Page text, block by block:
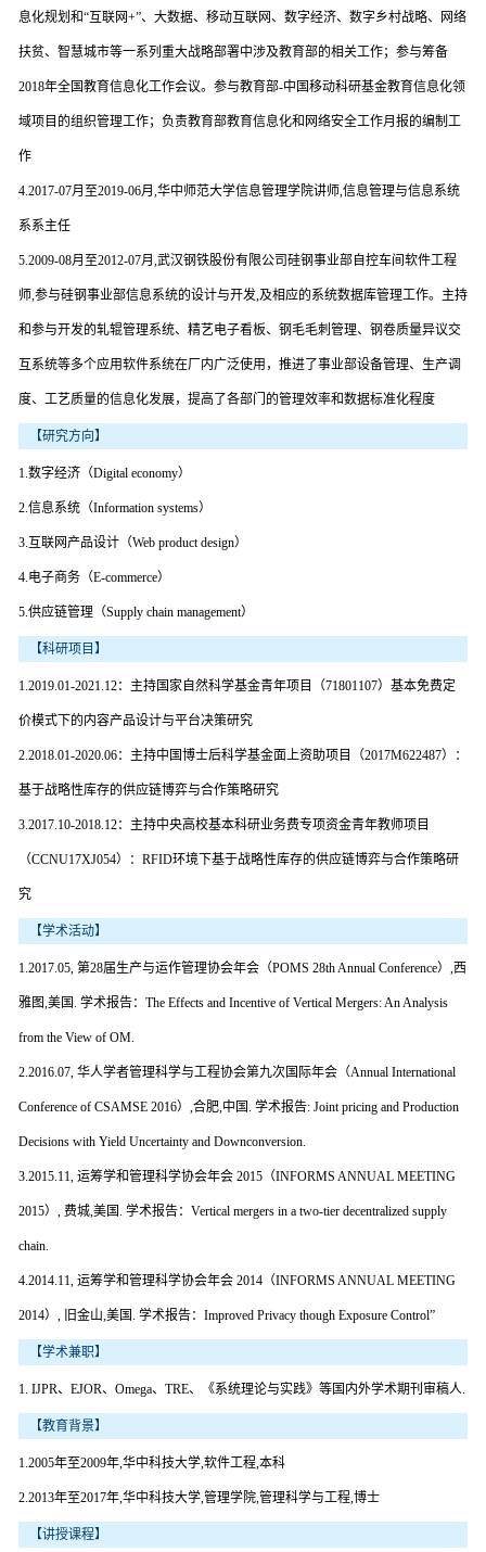
息化规划和“互联网+”、大数据、移动互联网、数字经济、数字乡村战略、网络
扶贫、智慧城市等一系列重大战略部署中涉及教育部的相关工作；参与筹备
2018年全国教育信息化工作会议。参与教育部-中国移动科研基金教育信息化领
域项目的组织管理工作；负责教育部教育信息化和网络安全工作月报的编制工
作
4.2017-07月至2019-06月,华中师范大学信息管理学院讲师,信息管理与信息系统
系系主任
5.2009-08月至2012-07月,武汉钢铁股份有限公司硅钢事业部自控车间软件工程
师,参与硅钢事业部信息系统的设计与开发,及相应的系统数据库管理工作。主持
和参与开发的轧辊管理系统、精艺电子看板、钢毛毛刺管理、钢卷质量异议交
互系统等多个应用软件系统在厂内广泛使用，推进了事业部设备管理、生产调
度、工艺质量的信息化发展，提高了各部门的管理效率和数据标准化程度
【研究方向】
1.数字经济（Digital economy）
2.信息系统（Information systems）
3.互联网产品设计（Web product design）
4.电子商务（E-commerce）
5.供应链管理（Supply chain management）
【科研项目】
1.2019.01-2021.12：主持国家自然科学基金青年项目（71801107）基本免费定
价模式下的内容产品设计与平台决策研究
2.2018.01-2020.06：主持中国博士后科学基金面上资助项目（2017M622487）：
基于战略性库存的供应链博弈与合作策略研究
3.2017.10-2018.12：主持中央高校基本科研业务费专项资金青年教师项目
（CCNU17XJ054）：RFID环境下基于战略性库存的供应链博弈与合作策略研
究
【学术活动】
1.2017.05, 第28届生产与运作管理协会年会（POMS 28th Annual Conference）,西
雅图,美国. 学术报告：The Effects and Incentive of Vertical Mergers: An Analysis
from the View of OM.
2.2016.07, 华人学者管理科学与工程协会第九次国际年会（Annual International
Conference of CSAMSE 2016）,合肥,中国. 学术报告: Joint pricing and Production
Decisions with Yield Uncertainty and Downconversion.
3.2015.11, 运筹学和管理科学协会年会 2015（INFORMS ANNUAL MEETING
2015）, 费城,美国. 学术报告：Vertical mergers in a two-tier decentralized supply
chain.
4.2014.11, 运筹学和管理科学协会年会 2014（INFORMS ANNUAL MEETING
2014）, 旧金山,美国. 学术报告：Improved Privacy though Exposure Control”
【学术兼职】
1. IJPR、EJOR、Omega、TRE、《系统理论与实践》等国内外学术期刊审稿人.
【教育背景】
1.2005年至2009年,华中科技大学,软件工程,本科
2.2013年至2017年,华中科技大学,管理学院,管理科学与工程,博士
【讲授课程】